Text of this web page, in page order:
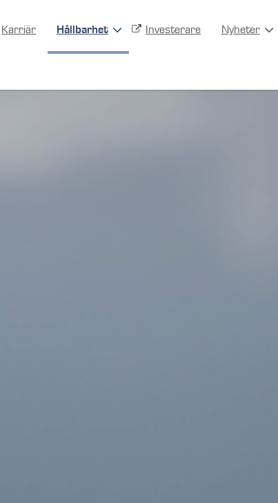
Karriär Hållbarhet Investerare Nyheter